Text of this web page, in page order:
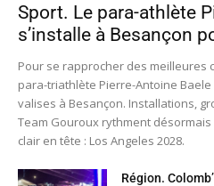
Sport. Le para-athlète
s’installe à Besançon
Pour se rapprocher des meilleures
para-triathlète Pierre-Antoine
valises à Besançon. Installations,
Team Gouroux rythment
clair en tête : Los Angeles 2028.
Région.